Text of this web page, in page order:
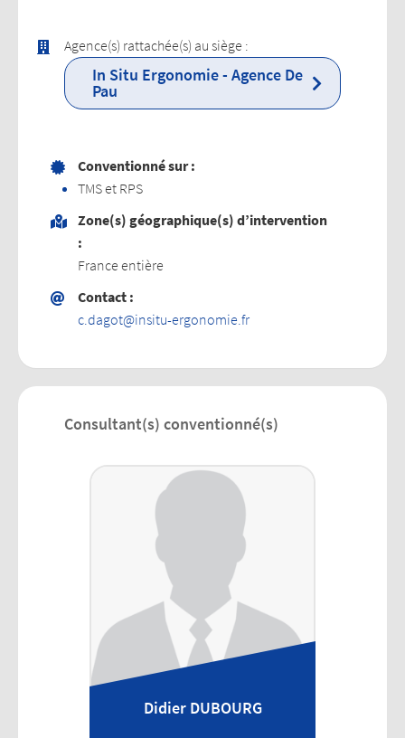
Agence(s) rattachée(s) au siège :
In Situ Ergonomie - Agence De
Pau
Conventionné sur :
TMS et RPS
Zone(s) géographique(s) d’intervention
:
France entière
Contact :
rf.eimonogre-utisni@togad.c
Consultant(s) conventionné(s)
Didier DUBOURG